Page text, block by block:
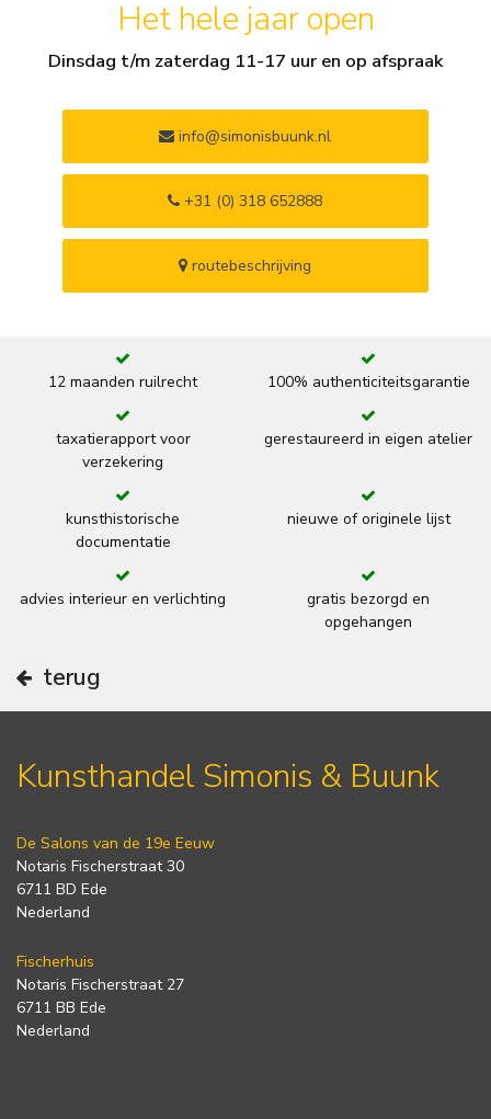
Het hele jaar open
Dinsdag t/m zaterdag 11-17 uur en op afspraak
info@simonisbuunk.nl
+31 (0) 318 652888
routebeschrijving
12 maanden ruilrecht 100% authenticiteitsgarantie
taxatierapport voor
verzekering
gerestaureerd in eigen atelier
kunsthistorische
documentatie
nieuwe of originele lijst
advies interieur en verlichting
gratis bezorgd en
opgehangen
terug
Kunsthandel Simonis & Buunk
De Salons van de 19e Eeuw
Notaris Fischerstraat 30
6711 BD Ede
Nederland
Fischerhuis
Notaris Fischerstraat 27
6711 BB Ede
Nederland